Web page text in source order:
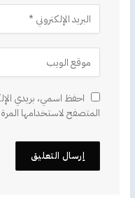
احفظ اسمي، بريدي
المتصفح لاستخدامها